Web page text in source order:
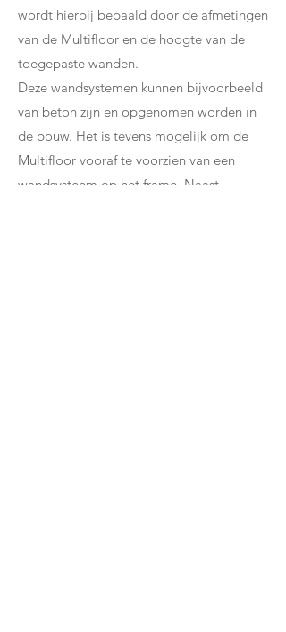
wordt hierbij bepaald door de afmetingen
van de Multifloor en de hoogte van de
toegepaste wanden.
Deze wandsystemen kunnen bijvoorbeeld
van beton zijn en opgenomen worden in
de bouw. Het is tevens mogelijk om de
Multifloor vooraf te voorzien van een
wandsysteem op het frame. Naast